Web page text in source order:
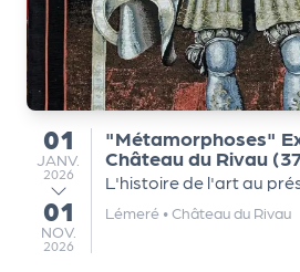
du
01
JANVIER
JANV.
2026
au
01
NOVEMBRE
NOV.
2026
"Métamorphoses"
Château du Rivau
L'histoire de l'art au
Lémeré •Château du Rivau
n
is
a
t
e
u